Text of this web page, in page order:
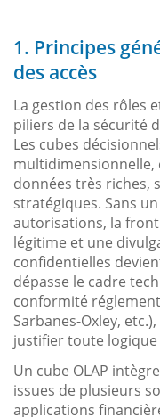
1. Principes
des accès
La gestion des rôles
piliers de la sécurité
Les cubes
multidimensionnelle,
données très riches,
stratégiques. Sans
autorisations, la
légitime et une
confidentielles
dépasse le cadre
conformité
Sarbanes-Oxley,
justifier toute logique
Un cube OLAP
issues de plusieurs
applications